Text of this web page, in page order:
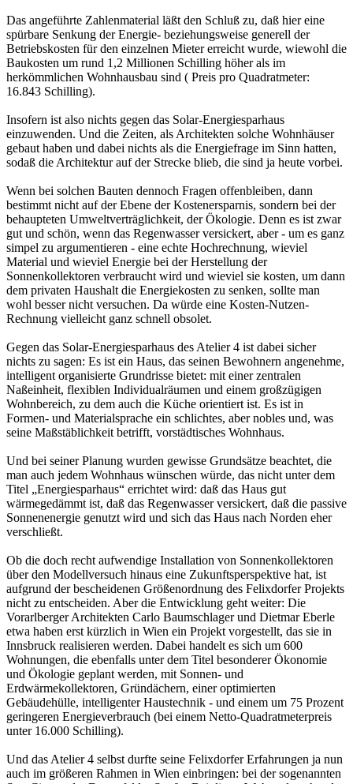
Das angeführte Zahlenmaterial läßt den Schluß zu, daß hier eine
spürbare Senkung der Energie- beziehungsweise generell der
Betriebskosten für den einzelnen Mieter erreicht wurde, wiewohl die
Baukosten um rund 1,2 Millionen Schilling höher als im
herkömmlichen Wohnhausbau sind ( Preis pro Quadratmeter:
16.843 Schilling).
Insofern ist also nichts gegen das Solar-Energiesparhaus
einzuwenden. Und die Zeiten, als Architekten solche Wohnhäuser
gebaut haben und dabei nichts als die Energiefrage im Sinn hatten,
sodaß die Architektur auf der Strecke blieb, die sind ja heute vorbei.
Wenn bei solchen Bauten dennoch Fragen offenbleiben, dann
bestimmt nicht auf der Ebene der Kostenersparnis, sondern bei der
behaupteten Umweltverträglichkeit, der Ökologie. Denn es ist zwar
gut und schön, wenn das Regenwasser versickert, aber - um es ganz
simpel zu argumentieren - eine echte Hochrechnung, wieviel
Material und wieviel Energie bei der Herstellung der
Sonnenkollektoren verbraucht wird und wieviel sie kosten, um dann
dem privaten Haushalt die Energiekosten zu senken, sollte man
wohl besser nicht versuchen. Da würde eine Kosten-Nutzen-
Rechnung vielleicht ganz schnell obsolet.
Gegen das Solar-Energiesparhaus des Atelier 4 ist dabei sicher
nichts zu sagen: Es ist ein Haus, das seinen Bewohnern angenehme,
intelligent organisierte Grundrisse bietet: mit einer zentralen
Naßeinheit, flexiblen Individualräumen und einem großzügigen
Wohnbereich, zu dem auch die Küche orientiert ist. Es ist in
Formen- und Materialsprache ein schlichtes, aber nobles und, was
seine Maßstäblichkeit betrifft, vorstädtisches Wohnhaus.
Und bei seiner Planung wurden gewisse Grundsätze beachtet, die
man auch jedem Wohnhaus wünschen würde, das nicht unter dem
Titel „Energiesparhaus“ errichtet wird: daß das Haus gut
wärmegedämmt ist, daß das Regenwasser versickert, daß die passive
Sonnenenergie genutzt wird und sich das Haus nach Norden eher
verschließt.
Ob die doch recht aufwendige Installation von Sonnenkollektoren
über den Modellversuch hinaus eine Zukunftsperspektive hat, ist
aufgrund der bescheidenen Größenordnung des Felixdorfer Projekts
nicht zu entscheiden. Aber die Entwicklung geht weiter: Die
Vorarlberger Architekten Carlo Baumschlager und Dietmar Eberle
etwa haben erst kürzlich in Wien ein Projekt vorgestellt, das sie in
Innsbruck realisieren werden. Dabei handelt es sich um 600
Wohnungen, die ebenfalls unter dem Titel besonderer Ökonomie
und Ökologie geplant werden, mit Sonnen- und
Erdwärmekollektoren, Gründächern, einer optimierten
Gebäudehülle, intelligenter Haustechnik - und einem um 75 Prozent
geringeren Energieverbrauch (bei einem Netto-Quadratmeterpreis
unter 16.000 Schilling).
Und das Atelier 4 selbst durfte seine Felixdorfer Erfahrungen ja nun
auch im größeren Rahmen in Wien einbringen: bei der sogenannten